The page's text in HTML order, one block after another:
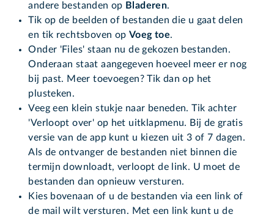
andere bestanden op Bladeren.
Tik op de beelden of bestanden die u gaat delen
en tik rechtsboven op Voeg toe.
Onder 'Files' staan nu de gekozen bestanden.
Onderaan staat aangegeven hoeveel meer er nog
bij past. Meer toevoegen? Tik dan op het
plusteken.
Veeg een klein stukje naar beneden. Tik achter
'Verloopt over' op het uitklapmenu. Bij de gratis
versie van de app kunt u kiezen uit 3 of 7 dagen.
Als de ontvanger de bestanden niet binnen die
termijn downloadt, verloopt de link. U moet de
bestanden dan opnieuw versturen.
Kies bovenaan of u de bestanden via een link of
de mail wilt versturen. Met een link kunt u de